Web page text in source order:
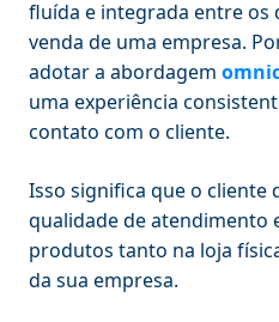
fluída e integrada entre os
venda de uma empresa.
adotar a abordagem
uma experiência
contato com o cliente.
Isso significa que o cliente
qualidade de atendimento
produtos tanto na loja
da sua empresa.